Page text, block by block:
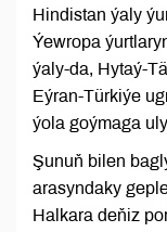
Hindistan ýaly
Ýewropa
ýaly-da, Hytaý-
Eýran-Türkiýe
ýola goýmaga
Şunuň bilen
arasyndaky
Halkara deňiz